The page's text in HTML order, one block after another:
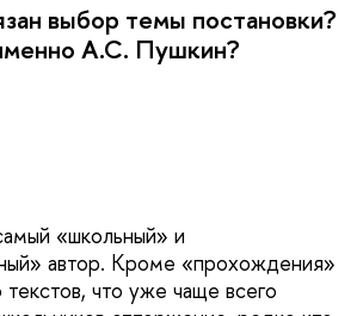
выбор темы постановки?
А.С. Пушкин?
«школьный» и
автор. Кроме «прохождения»
что уже чаще всего